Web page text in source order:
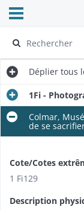
Ouvrir le menu
Déplier tous
1Fi -
Colmar,
de se
Cote/Cotes
1 Fi129
Description